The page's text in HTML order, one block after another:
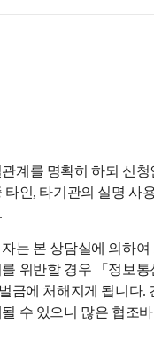
계를 명확히 하되 신
인, 타기관의 실명 사
는 본 상담실에 의하
위반할 경우 「정보
금에 처해지게 됩니다
수 있으니 많은 협조